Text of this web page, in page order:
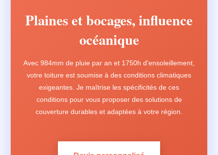
Plaines et bocages, influence
océanique
Avec 984mm de pluie par an et 1750h d'ensoleillement,
votre toiture est soumise à des conditions climatiques
exigeantes. Je maîtrise les spécificités de ces
conditions pour vous proposer des solutions de
couverture durables et adaptées à votre région.